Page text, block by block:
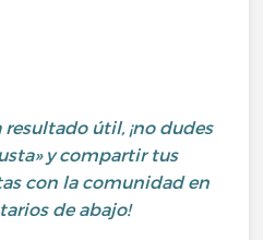
útil, ¡no dudes
y compartir tus
con la comunidad en
de abajo!